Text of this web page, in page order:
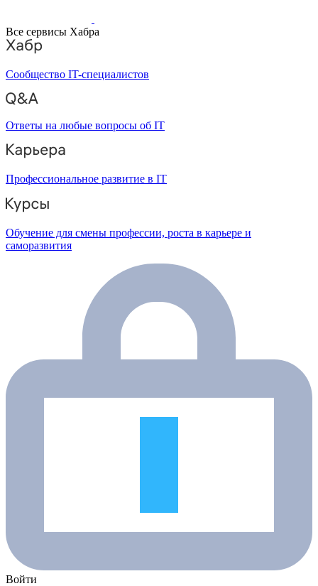
Все сервисы Хабра
Сообщество IT-специалистов
Ответы на любые вопросы об IT
Профессиональное развитие в IT
Обучение для смены профессии, роста в карьере и
саморазвития
Войти